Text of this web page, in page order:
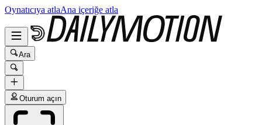
Oynatıcıya atlaAna içeriğe atla
Ara
Oturum açın